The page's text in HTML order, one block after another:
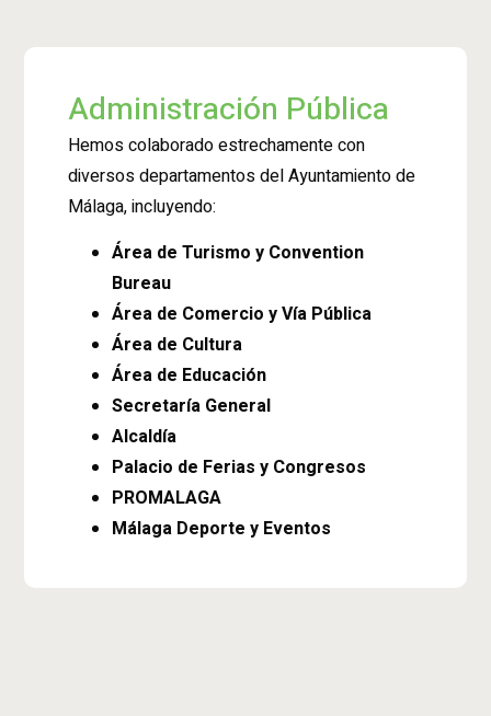
Administración Pública
Hemos colaborado estrechamente con
diversos departamentos del Ayuntamiento de
Málaga, incluyendo:
Área de Turismo y Convention
Bureau
Área de Comercio y Vía Pública
Área de Cultura
Área de Educación
Secretaría General
Alcaldía
Palacio de Ferias y Congresos
PROMALAGA
Málaga Deporte y Eventos